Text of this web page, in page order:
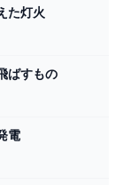
た灯火
ばすもの
電